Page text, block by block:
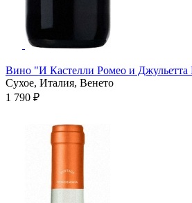
Вино "И Кастелли Ромео и Джульетта
Сухое, Италия, Венето
1 790 ₽